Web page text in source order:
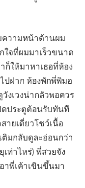
ความหน้าด้านผม
ใจที่ผมมาเร็วขนาด
ก็ให้มาหาเธอที่ห้อง
ปฝาก ห้องพักพี่พิมอ
งเวงน่ากลัวพอควร
ดประตูต้อนรับทันที
ายเดี่ยวโชว์เนื้อ
มกลับดูละอ่อนกว่า
เท่าไหร่) พี่สวยจัง
าพี่เค้าเขินขึ้นมา